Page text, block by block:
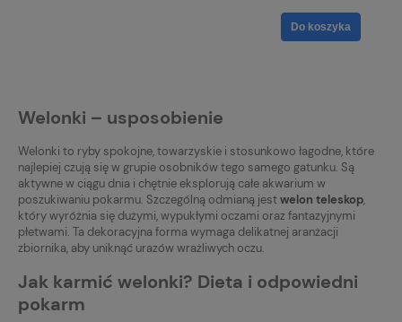
Do koszyka
Welonki – usposobienie
Welonki to ryby spokojne, towarzyskie i stosunkowo łagodne, które
najlepiej czują się w grupie osobników tego samego gatunku. Są
aktywne w ciągu dnia i chętnie eksplorują całe akwarium w
poszukiwaniu pokarmu. Szczególną odmianą jestwelon teleskop,
który wyróżnia się dużymi, wypukłymi oczami oraz fantazyjnymi
płetwami. Ta dekoracyjna forma wymaga delikatnej aranżacji
zbiornika, aby uniknąć urazów wrażliwych oczu.
Jak karmić welonki? Dieta i odpowiedni
pokarm